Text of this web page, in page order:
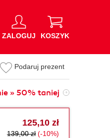
ZALOGUJ KOSZYK
Podaruj prezent
» 50% taniej
125,10 zł
139,00 zł (-10%)